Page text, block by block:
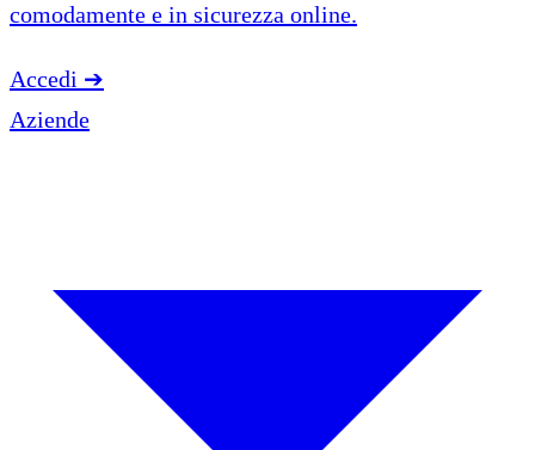
comodamente e in sicurezza online.
Accedi ➔
Aziende